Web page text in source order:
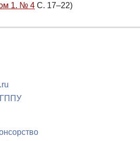
1. № 4 С. 17–22)